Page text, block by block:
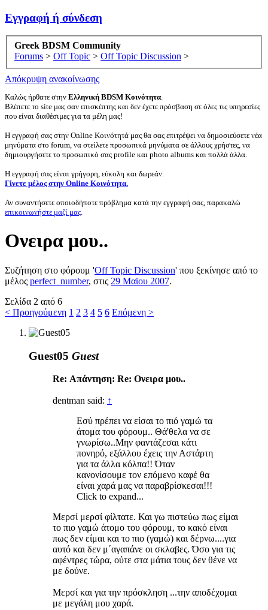
Εγγραφή ή σύνδεση
Greek BDSM Community
Forums > Off Topic > Off Topic Discussion >
Απόκρυψη ανακοίνωσης
Καλώς ήρθατε στην Ελληνική BDSM Κοινότητα.
Βλέπετε το site μας σαν επισκέπτης και δεν έχετε πρόσβαση σε όλες τις υπηρεσίες
που είναι διαθέσιμες για τα μέλη μας!
Η εγγραφή σας στην Online Κοινότητά μας θα σας επιτρέψει να δημοσιεύσετε νέα
μηνύματα στο forum, να στείλετε προσωπικά μηνύματα σε άλλους χρήστες, να
δημιουργήσετε το προσωπικό σας profile και photo albums και πολλά άλλα.
Η εγγραφή σας είναι γρήγορη, εύκολη και δωρεάν.
Γίνετε μέλος στην Online Κοινότητα.
Αν συναντήσετε οποιοδήποτε πρόβλημα κατά την εγγραφή σας, παρακαλώ
επικοινωνήστε μαζί μας.
Ονειρα μου..
Συζήτηση στο φόρουμ 'Off Topic Discussion' που ξεκίνησε από το
μέλος perfect_number, στις 29 Μαϊου 2007.
Σελίδα 2 από 6
< Προηγούμενη 1 2 3 4 5 6 Επόμενη >
Guest05 Guest
Re: Απάντηση: Re: Ονειρα μου..
dentman said: ↑
Εσύ πρέπει να είσαι το πιό γαμώ τα
άτομα του φόρουμ.. Θά'θελα να σε
γνωρίσω..Μην φαντάζεσαι κάτι
πονηρό, εξάλλου έχεις την Αστάρτη
για τα άλλα κόλπα!! Όταν
κανονίσουμε τον επόμενο καφέ θα
είναι χαρά μας να παραβρίσκεσαι!!!
Click to expand...
Μερσί μερσί φίλτατε. Και γω πιστεύω πως είμαι
το πιο γαμώ άτομο του φόρουμ, το κακό είναι
πως δεν είμαι και το πιο (γαμώ) και δέρνω....για
αυτό και δεν μ΄αγαπάνε οι σκλαβες. Όσο για τις
αφέντρες τώρα, ούτε στα μάτια τους δεν θένε να
με δούνε.
Μερσί και για την πρόσκληση ...την αποδέχομαι
με μεγάλη μου χαρά.